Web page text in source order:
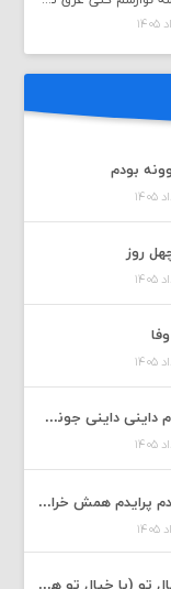
بودم
روز
دانلود آهنگ مصطفی ابراهیمی به نام داینی داینی جونم قربون پنج تیر پرونم
دانلود آهنگ امیر غلامی به نام «پرایدم پرایدم همش خرابه یار نیو کنارم دیگه پولی نداروم (ریمیکس اینستاگرام)»